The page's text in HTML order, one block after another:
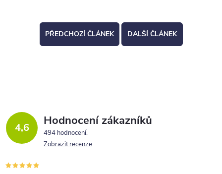
PŘEDCHOZÍ ČLÁNEK DALŠÍ ČLÁNEK
4,6 Hodnocení zákazníků
494 hodnocení
Zobrazit recenze